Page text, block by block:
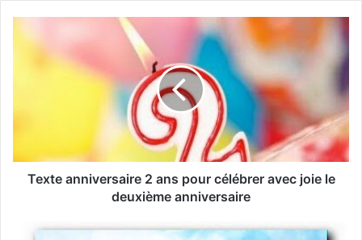
Texte anniversaire 2 ans pour célébrer avec joie le
deuxième anniversaire